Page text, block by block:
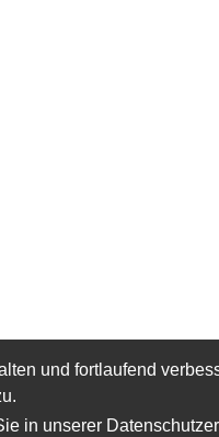
und fortlaufend
in unserer